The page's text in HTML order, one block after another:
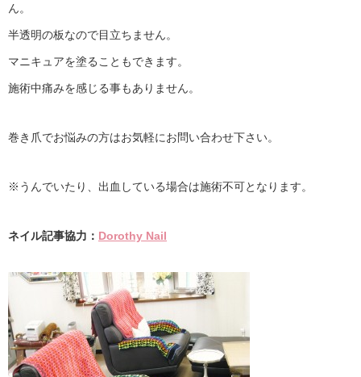
ん。
半透明の板なので目立ちません。
マニキュアを塗ることもできます。
施術中痛みを感じる事もありません。
巻き爪でお悩みの方はお気軽にお問い合わせ下さい。
※うんでいたり、出血している場合は施術不可となります。
ネイル記事協力： Dorothy Nail